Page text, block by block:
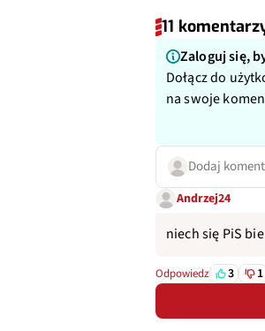
11
Zaloguj się,
Dołącz do
na swoje
Dodaj
Andrzej24
niech się PiS
Odpowiedz 3 1